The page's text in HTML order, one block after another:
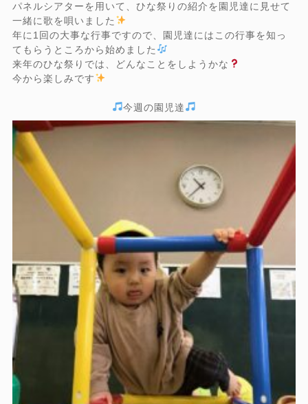
パネルシアターを用いて、ひな祭りの紹介を園児達に見せて
一緒に歌を唄いました
年に1回の大事な行事ですので、園児達にはこの行事を知っ
てもらうところから始めました
来年のひな祭りでは、どんなことをしようかな
今から楽しみです
今週の園児達